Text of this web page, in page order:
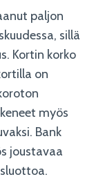
paljon
sillä
Kortin korko
on
myös
Bank
joustavaa